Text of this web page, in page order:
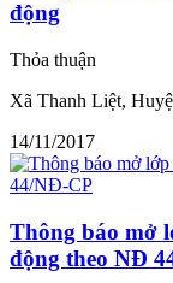
động
Thỏa thuận
Xã Thanh Liệt,
14/11/2017
Thông báo mở
động theo NĐ